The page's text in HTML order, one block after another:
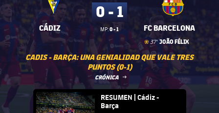
CÁDIZ
0 - 1
MP:0 - 1 FC BARCELONA
Golgoal
37' JOÃO FÉLIX
CADIS - BARÇA: UNA GENIALIDAD QUE VALE TRES
PUNTOS (0-1)
CRÓNICA LABEL.ARIA.ARROWRIGHT
FC Barcelona club badge
RESUMEN | Cádiz -
Barça